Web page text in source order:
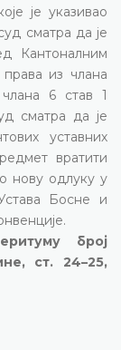
је указивао
сматра да је
Кантоналним
из члана
6 став 1
сматра да је
уставних
вратити
нову одлуку у
Босне и
број
ст. 24–25,